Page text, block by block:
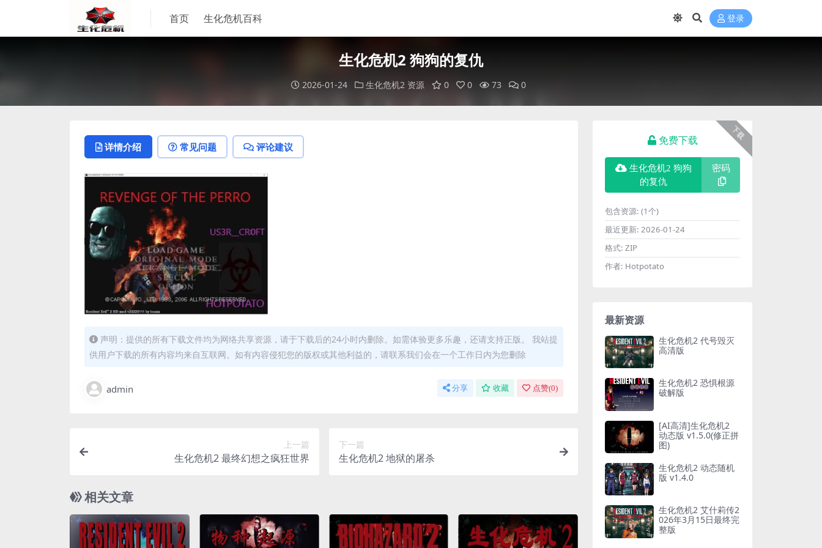
首页 生化危机百科 登录
生化危机2 狗狗的复仇
2026-01-24 生化危机2 资源 0 0 73 0
详情介绍 常见问题 评论建议
声明：提供的所有下载文件均为网络共享资源，请于下载后的24小时内删除。如需体验更多乐趣，还请支持正版。 我站提
供用户下载的所有内容均来自互联网。如有内容侵犯您的版权或其他利益的，请联系我们会在一个工作日内为您删除
admin 分享 收藏 点赞(0)
上一篇
生化危机2 最终幻想之疯狂世界
下一篇
生化危机2 地狱的屠杀
相关文章
下载
免费下载
生化危机2 狗狗
的复仇
密码
包含资源: (1个)
最近更新: 2026-01-24
格式: ZIP
作者: Hotpotato
最新资源
生化危机2 代号毁灭
高清版
生化危机2 恐惧根源
破解版
[AI高清]生化危机2
动态版 v1.5.0(修正拼
图)
生化危机2 动态随机
版 v1.4.0
生化危机2 艾什莉传2
026年3月15日最终完
整版